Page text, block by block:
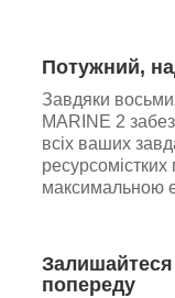
Потужний,
Завдяки
MARINE 2
всіх ваших
максимальною
попереду